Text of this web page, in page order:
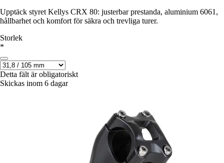
Upptäck styret Kellys CRX 80: justerbar prestanda, aluminium 6061,
hållbarhet och komfort för säkra och trevliga turer.
Storlek
*
Detta fält är obligatoriskt
Skickas inom 6 dagar